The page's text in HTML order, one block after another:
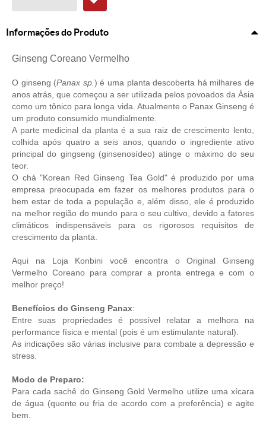
Informações do Produto
Ginseng Coreano Vermelho
O ginseng (Panax sp. ) é uma planta descoberta há milhares de
anos atrás, que começou a ser utilizada pelos povoados da Ásia
como um tônico para longa vida. Atualmente o Panax Ginseng é
um produto consumido mundialmente.
A parte medicinal da planta é a sua raiz de crescimento lento,
colhida após quatro a seis anos, quando o ingrediente ativo
principal do gingseng (ginsenosídeo) atinge o máximo do seu
teor.
O chá "Korean Red Ginseng Tea Gold" é produzido por uma
empresa preocupada em fazer os melhores produtos para o
bem estar de toda a população e, além disso, ele é produzido
na melhor região do mundo para o seu cultivo, devido a fatores
climáticos indispensáveis para os rigorosos requisitos de
crescimento da planta.
Aqui na Loja Konbini você encontra o Original Ginseng
Vermelho Coreano para comprar a pronta entrega e com o
melhor preço!
Benefícios do Ginseng Panax:
Entre suas propriedades é possível relatar a melhora na
performance física e mental (pois é um estimulante natural).
As indicações são várias inclusive para combate a depressão e
stress.
Modo de Preparo:
Para cada sachê do Ginseng Gold Vermelho utilize uma xícara
de água (quente ou fria de acordo com a preferência) e agite
bem.